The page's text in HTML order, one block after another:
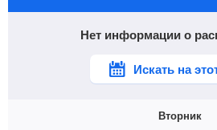
Нет информации о
Искать на
Вторник